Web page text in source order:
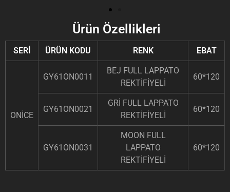
Ürün Özellikleri
SERİ ÜRÜN KODU RENK EBAT
ONİCE
GY61ON0011
BEJ FULL LAPPATO
REKTİFİYELİ
60*120
GY61ON0021
GRİ FULL LAPPATO
REKTİFİYELİ
60*120
GY61ON0031
MOON FULL
LAPPATO
REKTİFİYELİ
60*120